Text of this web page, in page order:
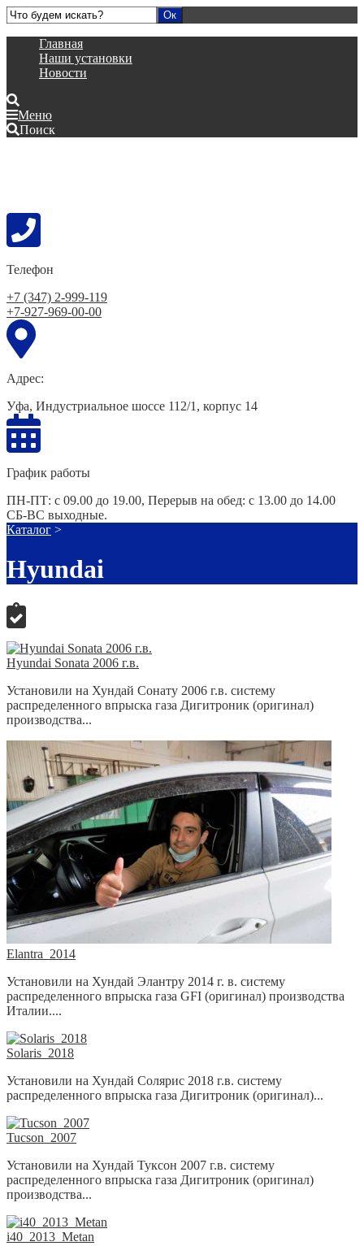
Главная
Наши установки
Новости
Меню
Поиск
Телефон
+7 (347) 2-999-119
+7-927-969-00-00
Адрес:
Уфа, Индустриальное шоссе 112/1, корпус 14
График работы
ПН-ПТ: с 09.00 до 19.00, Перерыв на обед: с 13.00 до 14.00
СБ-ВС выходные.
Каталог >
Hyundai
Hyundai Sonata 2006 г.в.
Установили на Хундай Сонату 2006 г.в. систему
распределенного впрыска газа Дигитроник (оригинал)
производства...
Elantra_2014
Установили на Хундай Элантру 2014 г. в. систему
распределенного впрыска газа GFI (оригинал) производства
Италии....
Solaris_2018
Установили на Хундай Солярис 2018 г.в. систему
распределенного впрыска газа Дигитроник (оригинал)...
Tucson_2007
Установили на Хундай Туксон 2007 г.в. систему
распределенного впрыска газа Дигитроник (оригинал)
производства...
i40_2013_Metan